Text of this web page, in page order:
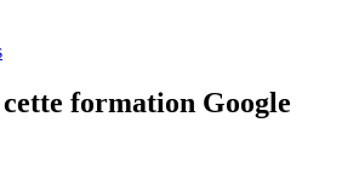
cette formation Google